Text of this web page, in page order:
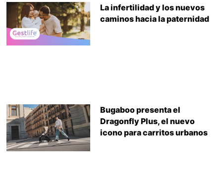
La infertilidad y los nuevos
caminos hacia la paternidad
Bugaboo presenta el
Dragonfly Plus, el nuevo
icono para carritos urbanos